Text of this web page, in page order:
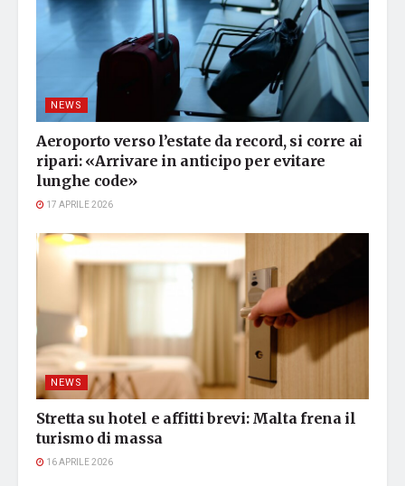
NEWS
Aeroporto verso l’estate da record, si corre ai
ripari: «Arrivare in anticipo per evitare
lunghe code»
17 APRILE 2026
NEWS
Stretta su hotel e affitti brevi: Malta frena il
turismo di massa
16 APRILE 2026